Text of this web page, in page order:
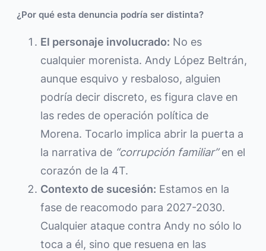
¿Por qué esta denuncia podría ser distinta?
El personaje involucrado: No es
cualquier morenista. Andy López Beltrán,
aunque esquivo y resbaloso, alguien
podría decir discreto, es figura clave en
las redes de operación política de
Morena. Tocarlo implica abrir la puerta a
la narrativa de “corrupción familiar”en el
corazón de la 4T.
Contexto de sucesión: Estamos en la
fase de reacomodo para 2027-2030.
Cualquier ataque contra Andy no sólo lo
toca a él, sino que resuena en las